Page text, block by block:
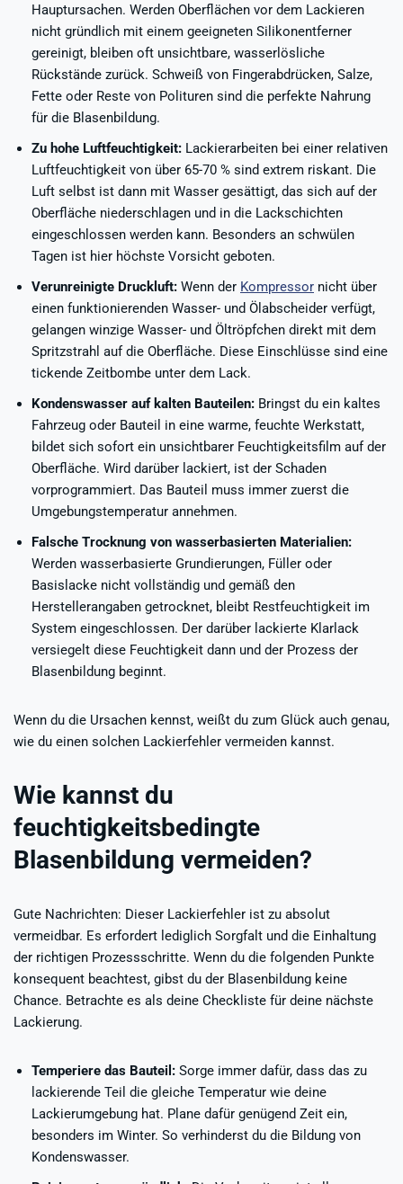
Hauptursachen. Werden Oberflächen vor dem Lackieren
nicht gründlich mit einem geeigneten Silikonentferner
gereinigt, bleiben oft unsichtbare, wasserlösliche
Rückstände zurück. Schweiß von Fingerabdrücken, Salze,
Fette oder Reste von Polituren sind die perfekte Nahrung
für die Blasenbildung.
Zu hohe Luftfeuchtigkeit: Lackierarbeiten bei einer relativen
Luftfeuchtigkeit von über 65-70 % sind extrem riskant. Die
Luft selbst ist dann mit Wasser gesättigt, das sich auf der
Oberfläche niederschlagen und in die Lackschichten
eingeschlossen werden kann. Besonders an schwülen
Tagen ist hier höchste Vorsicht geboten.
Verunreinigte Druckluft: Wenn der Kompressor nicht über
einen funktionierenden Wasser- und Ölabscheider verfügt,
gelangen winzige Wasser- und Öltröpfchen direkt mit dem
Spritzstrahl auf die Oberfläche. Diese Einschlüsse sind eine
tickende Zeitbombe unter dem Lack.
Kondenswasser auf kalten Bauteilen: Bringst du ein kaltes
Fahrzeug oder Bauteil in eine warme, feuchte Werkstatt,
bildet sich sofort ein unsichtbarer Feuchtigkeitsfilm auf der
Oberfläche. Wird darüber lackiert, ist der Schaden
vorprogrammiert. Das Bauteil muss immer zuerst die
Umgebungstemperatur annehmen.
Falsche Trocknung von wasserbasierten Materialien:
Werden wasserbasierte Grundierungen, Füller oder
Basislacke nicht vollständig und gemäß den
Herstellerangaben getrocknet, bleibt Restfeuchtigkeit im
System eingeschlossen. Der darüber lackierte Klarlack
versiegelt diese Feuchtigkeit dann und der Prozess der
Blasenbildung beginnt.
Wenn du die Ursachen kennst, weißt du zum Glück auch genau,
wie du einen solchen Lackierfehler vermeiden kannst.
Wie kannst du
feuchtigkeitsbedingte
Blasenbildung vermeiden?
Gute Nachrichten: Dieser Lackierfehler ist zu absolut
vermeidbar. Es erfordert lediglich Sorgfalt und die Einhaltung
der richtigen Prozessschritte. Wenn du die folgenden Punkte
konsequent beachtest, gibst du der Blasenbildung keine
Chance. Betrachte es als deine Checkliste für deine nächste
Lackierung.
Temperiere das Bauteil: Sorge immer dafür, dass das zu
lackierende Teil die gleiche Temperatur wie deine
Lackierumgebung hat. Plane dafür genügend Zeit ein,
besonders im Winter. So verhinderst du die Bildung von
Kondenswasser.